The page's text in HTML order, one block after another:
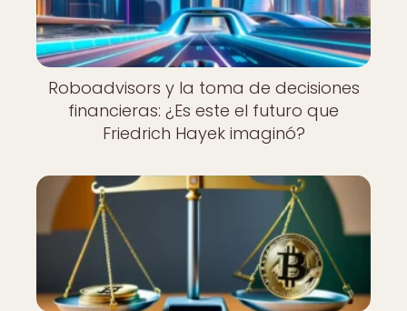
Roboadvisors y la toma de decisiones
financieras: ¿Es este el futuro que
Friedrich Hayek imaginó?